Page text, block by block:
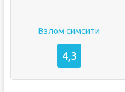
Взлом симсити
4,3